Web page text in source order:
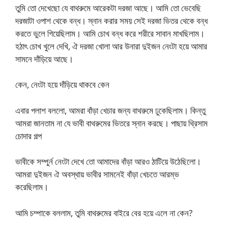
তুমি তো দেখেছো যে বাথরুমে আরেকটা দরজা আছে। আমি তো ভেবেছি
দরজাটা ওপাশ থেকে বন্ধ। স্নান করার সময় সেই দরজা ভিতর থেকে বন্ধ
করতে ভুলে গিয়েছিলাম। আমি চোখ বন্ধ করে শরীরে সাবান মাখছিলাম।
হঠাৎ চোখ খুলে দেখি, ঐ দরজা খোলা আর উনারা দুইজন নেংটা হয়ে আমার
সামনে দাঁড়িয়ে আছে।
কেন, নেংটা হয়ে দাঁড়িয়ে থাকবে কেন
এবার পলাশ বললো, আমরা বাঁড়া খেচার জন্য বাথরুমে ঢুকেছিলাম। কিন্তু
আমরা জানতাম না যে ভাবী বাথরুমের ভিতরে স্নান করছে। পাছায় থ্রিসাম
চোদার গল্প
ভাবীকে সম্পুর্ন নেংটা দেখে তো আমাদের বাঁড়া আরও ঠাটিয়ে উঠেছিলো।
আমরা দুইজন ঐ অবস্থায় ভাবীর সামনেই বাঁড়া খেচতে আরম্ভ
করেছিলাম।
আমি চম্পাকে বললাম, তুমি বাথরুমের বাইরে বের হয়ে এলে না কেন?